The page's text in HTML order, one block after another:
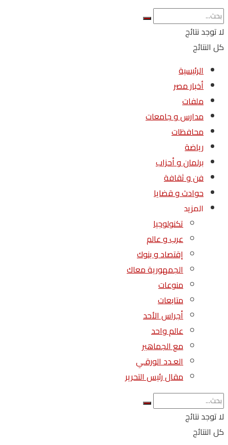
لا توجد نتائج
كل النتائج
الرئيسية
أخبار مصر
ملفات
مدارس و جامعات
محافظات
رياضة
برلمان و أحزاب
فن و ثقافة
حوادث و قضايا
المزيد
تكنولوجيا
عرب و عالم
إقتصاد و بنوك
الجمهورية معاك
منوعات
متابعات
أجراس الأحد
عالم واحد
مع الجماهير
العـدد الورقـي
مقال رئيس التحرير
لا توجد نتائج
كل النتائج